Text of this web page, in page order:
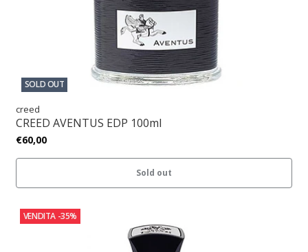
SOLD OUT
creed
CREED AVENTUS EDP 100ml
€60,00
Sold out
VENDITA -35%